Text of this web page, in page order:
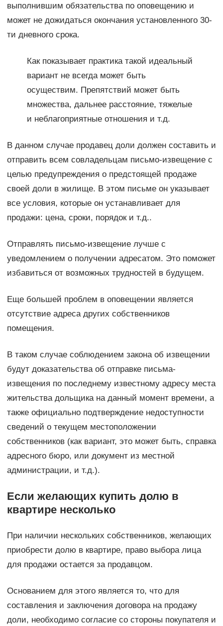
выполнившим обязательства по оповещению и
может не дожидаться окончания установленного 30-
ти дневного срока.
Как показывает практика такой идеальный
вариант не всегда может быть
осуществим. Препятствий может быть
множества, дальнее расстояние, тяжелые
и неблагоприятные отношения и т.д.
В данном случае продавец доли должен составить и
отправить всем совладельцам письмо-извещение с
целью предупреждения о предстоящей продаже
своей доли в жилище. В этом письме он указывает
все условия, которые он устанавливает для
продажи: цена, сроки, порядок и т.д..
Отправлять письмо-извещение лучше с
уведомлением о получении адресатом. Это поможет
избавиться от возможных трудностей в будущем.
Еще большей проблем в оповещении является
отсутствие адреса других собственников
помещения.
В таком случае соблюдением закона об извещении
будут доказательства об отправке письма-
извещения по последнему известному адресу места
жительства дольщика на данный момент времени, а
также официально подтверждение недоступности
сведений о текущем местоположении
собственников (как вариант, это может быть, справка
адресного бюро, или документ из местной
администрации, и т.д.).
Если желающих купить долю в
квартире несколько
При наличии нескольких собственников, желающих
приобрести долю в квартире, право выбора лица
для продажи остается за продавцом.
Основанием для этого является то, что для
составления и заключения договора на продажу
доли, необходимо согласие со стороны покупателя и